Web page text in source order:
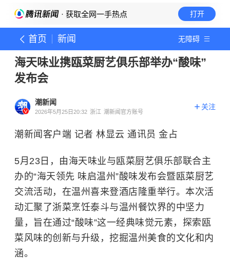
· 获取全网一手热点 打开
首页 新闻 无障碍
海天味业携瓯菜厨艺俱乐部举办“酸味”
发布会
潮新闻
2026年5月25日20:32 浙江 潮新闻官方账号
关注
潮新闻客户端 记者 林显云 通讯员 金占
5月23日，由海天味业与瓯菜厨艺俱乐部联合主
办的“海天领先 味启温州”酸味发布会暨瓯菜厨艺
交流活动，在温州喜来登酒店隆重举行。本次活
动汇聚了浙菜烹饪泰斗与温州餐饮界的中坚力
量，旨在通过“酸味”这一经典味觉元素，探索瓯
菜风味的创新与升级，挖掘温州美食的文化和内
涵。